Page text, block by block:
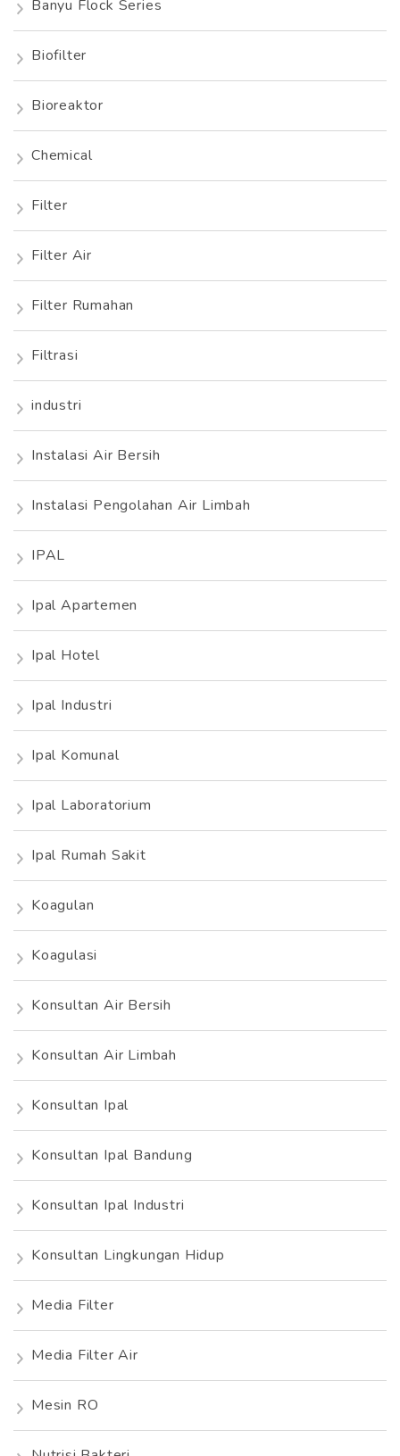
Banyu Flock Series
Biofilter
Bioreaktor
Chemical
Filter
Filter Air
Filter Rumahan
Filtrasi
industri
Instalasi Air Bersih
Instalasi Pengolahan Air Limbah
IPAL
Ipal Apartemen
Ipal Hotel
Ipal Industri
Ipal Komunal
Ipal Laboratorium
Ipal Rumah Sakit
Koagulan
Koagulasi
Konsultan Air Bersih
Konsultan Air Limbah
Konsultan Ipal
Konsultan Ipal Bandung
Konsultan Ipal Industri
Konsultan Lingkungan Hidup
Media Filter
Media Filter Air
Mesin RO